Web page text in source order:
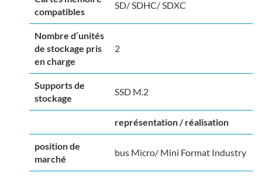
compatibles
SD/ SDHC/ SDXC
Nombre d’unités
de stockage pris
en charge
2
Supports de
stockage
SSD M.2
représentation / réalisation
position de
marché
bus Micro/ Mini Format Industry